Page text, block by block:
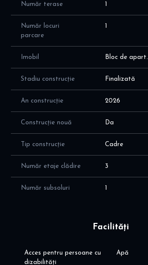
Număr terase 1
Număr locuri
parcare
1
Imobil Bloc de apart.
Stadiu construcție Finalizată
An construcție 2026
Construcție nouă Da
Tip construcție Cadre
Număr etaje clădire 3
Număr subsoluri 1
Facilități
Acces pentru persoane cu
dizabilități
Apă